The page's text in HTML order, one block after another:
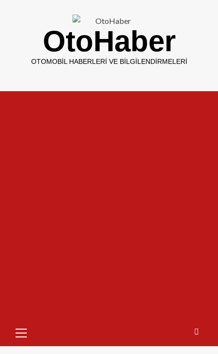
OtoHaber
OTOMOBIL HABERLERI VE BILGILENDIRMELERI